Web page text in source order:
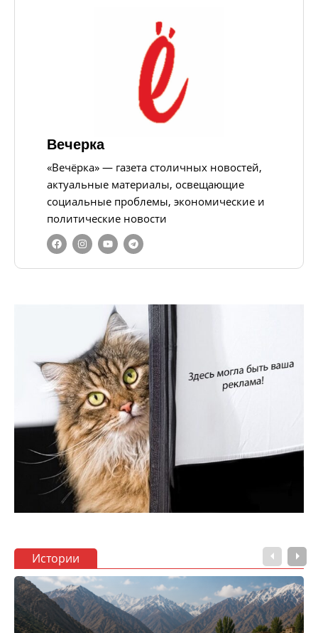
Вечерка
«Вечёрка» — газета столичных новостей,
актуальные материалы, освещающие
социальные проблемы, экономические и
политические новости
Истории